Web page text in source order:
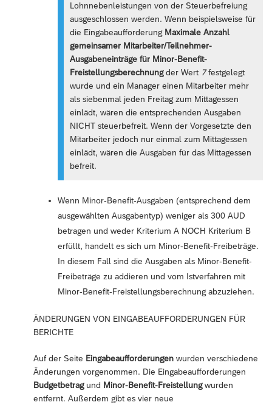
Lohnnebenleistungen von der Steuerbefreiung
ausgeschlossen werden. Wenn beispielsweise für
die Eingabeaufforderung Maximale Anzahl
gemeinsamer Mitarbeiter/Teilnehmer-
Ausgabeneinträge für Minor-Benefit-
Freistellungsberechnungder Wert 7festgelegt
wurde und ein Manager einen Mitarbeiter mehr
als siebenmal jeden Freitag zum Mittagessen
einlädt, wären die entsprechenden Ausgaben
NICHT steuerbefreit. Wenn der Vorgesetzte den
Mitarbeiter jedoch nur einmal zum Mittagessen
einlädt, wären die Ausgaben für das Mittagessen
befreit.
Wenn Minor-Benefit-Ausgaben (entsprechend dem
ausgewählten Ausgabentyp) weniger als 300 AUD
betragen und weder Kriterium A NOCH Kriterium B
erfüllt, handelt es sich um Minor-Benefit-Freibeträge.
In diesem Fall sind die Ausgaben als Minor-Benefit-
Freibeträge zu addieren und vom Istverfahren mit
Minor-Benefit-Freistellungsberechnung abzuziehen.
ÄNDERUNGEN VON EINGABEAUFFORDERUNGEN FÜR
BERICHTE
Auf der Seite Eingabeaufforderungen wurden verschiedene
Änderungen vorgenommen. Die Eingabeaufforderungen
Budgetbetragund Minor-Benefit-Freistellungwurden
entfernt. Außerdem gibt es vier neue